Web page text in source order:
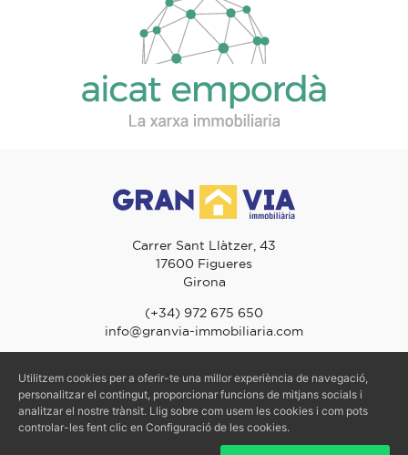
Carrer Sant Llàtzer, 43
17600 Figueres
Girona
(+34) 972 675 650
info@granvia-immobiliaria.com
© 2026 Gran Via Immobiliària - TOTS ELS DRETS RESERVATS
Avís Legal-Política de Privacitat-Política de Cookies
Utilitzem cookies per a oferir-te una millor experiència de navegació,
personalitzar el contingut, proporcionar funcions de mitjans socials i
analitzar el nostre trànsit. Llig sobre com usem les cookies i com pots
controlar-les fent clic en Configuració de les cookies.